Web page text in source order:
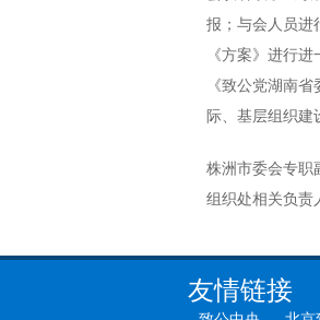
报；与会人员进
《方案》进行
《致公党湖南
际、基层组织建
株洲市委会专职
组织处相关负责
友情链接